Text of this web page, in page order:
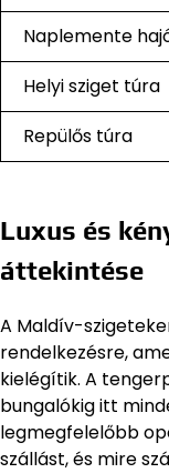
Naplemente
Helyi sziget túra
Repülős túra
Luxus és
áttekintése
A Maldív-
rendelkezésre,
kielégítik. A
bungalókig itt
legmegfelelőbb
szállást, és mire